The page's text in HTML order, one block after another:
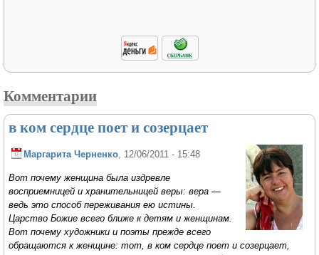
Комментарии
в ком сердце поет и созерцает
Маргарита Черненко , 12/06/2011 - 15:48
Вот почему женщина была издревле
восприемницей и хранительницей веры: вера —
ведь это способ переживания ею истины.
Царство Божие всего ближе к детям и женщинам.
Вот почему художники и поэты прежде всего
обращаются к женщине: тот, в ком сердце поет и созерцает,